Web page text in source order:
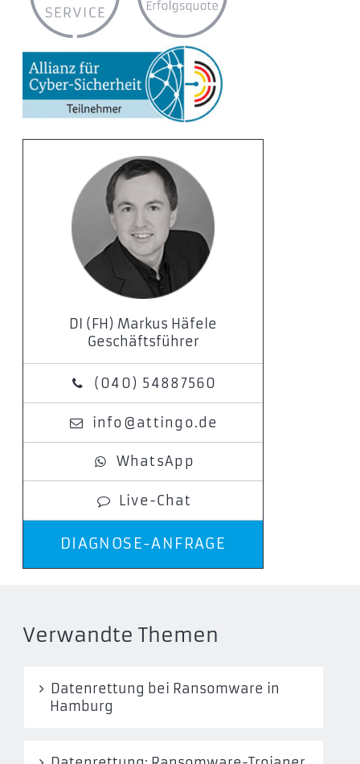
DI (FH) Markus Häfele
Geschäftsführer
(040) 54887560
info@attingo.de
WhatsApp
Live-Chat
DIAGNOSE-ANFRAGE
Verwandte Themen
Datenrettung bei Ransomware in
Hamburg